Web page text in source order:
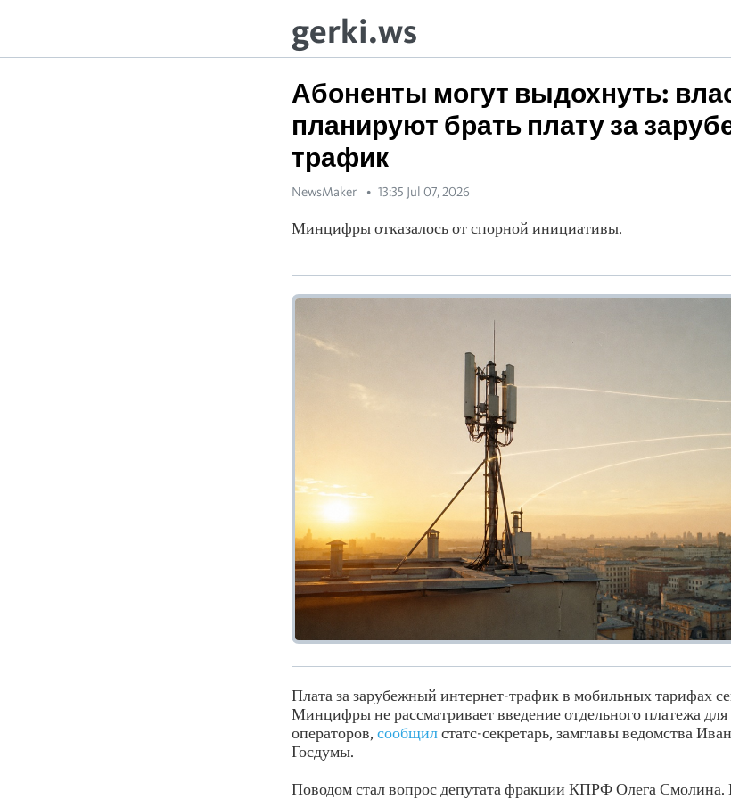
gerki.ws
Абоненты могут выдохнуть:
планируют брать плату за
трафик
NewsMaker 13:35 Jul 07, 2026
Минцифры отказалось от спорной инициативы.
Плата за зарубежный интернет-трафик в мобильных тарифах
Минцифры не рассматривает введение отдельного платежа
операторов, сообщилстатс-секретарь, замглавы ведомства
Госдумы.
Поводом стал вопрос депутата фракции КПРФ Олега Смолина.